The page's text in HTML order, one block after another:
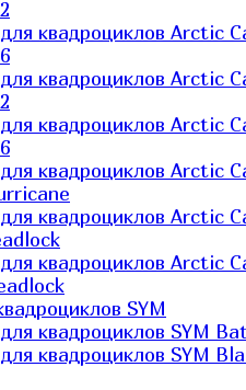
квадроциклов Arctic
квадроциклов Arctic
квадроциклов Arctic
квадроциклов Arctic
квадроциклов Arctic
квадроциклов Arctic
SYM
квадроциклов SYM
квадроциклов SYM